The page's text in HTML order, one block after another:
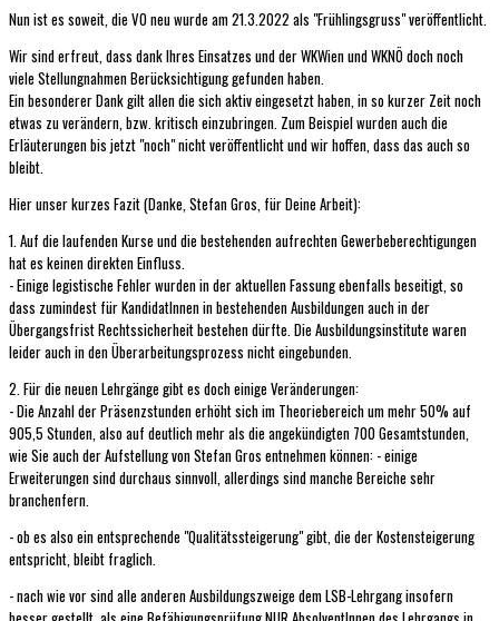
Nun ist es soweit, die VO neu wurde am 21.3.2022 als "Frühlingsgruss" veröffentlicht.
Wir sind erfreut, dass dank Ihres Einsatzes und der WKWien und WKNÖ doch noch
viele Stellungnahmen Berücksichtigung gefunden haben.
Ein besonderer Dank gilt allen die sich aktiv eingesetzt haben, in so kurzer Zeit noch
etwas zu verändern, bzw. kritisch einzubringen. Zum Beispiel wurden auch die
Erläuterungen bis jetzt "noch" nicht veröffentlicht und wir hoffen, dass das auch so
bleibt.
Hier unser kurzes Fazit (Danke, Stefan Gros, für Deine Arbeit):
1. Auf die laufenden Kurse und die bestehenden aufrechten Gewerbeberechtigungen
hat es keinen direkten Einfluss.
- Einige legistische Fehler wurden in der aktuellen Fassung ebenfalls beseitigt, so
dass zumindest für KandidatInnen in bestehenden Ausbildungen auch in der
Übergangsfrist Rechtssicherheit bestehen dürfte. Die Ausbildungsinstitute waren
leider auch in den Überarbeitungsprozess nicht eingebunden.
2. Für die neuen Lehrgänge gibt es doch einige Veränderungen:
- Die Anzahl der Präsenzstunden erhöht sich im Theoriebereich um mehr 50% auf
905,5 Stunden, also auf deutlich mehr als die angekündigten 700 Gesamtstunden,
wie Sie auch der Aufstellung von Stefan Gros entnehmen können: - einige
Erweiterungen sind durchaus sinnvoll, allerdings sind manche Bereiche sehr
branchenfern.
- ob es also ein entsprechende "Qualitätssteigerung" gibt, die der Kostensteigerung
entspricht, bleibt fraglich.
- nach wie vor sind alle anderen Ausbildungszweige dem LSB-Lehrgang insofern